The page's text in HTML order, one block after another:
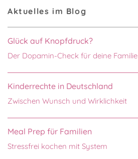
Aktuelles im Blog
Glück auf Knopfdruck?
Der Dopamin-Check für deine Familie
Kinderrechte in Deutschland
Zwischen Wunsch und Wirklichkeit
Meal Prep für Familien
Stressfrei kochen mit System